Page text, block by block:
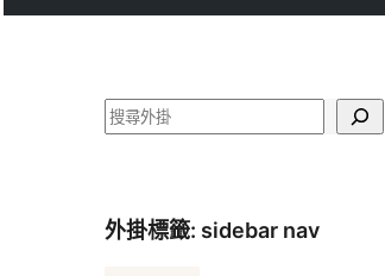
搜
外掛標籤: sidebar nav